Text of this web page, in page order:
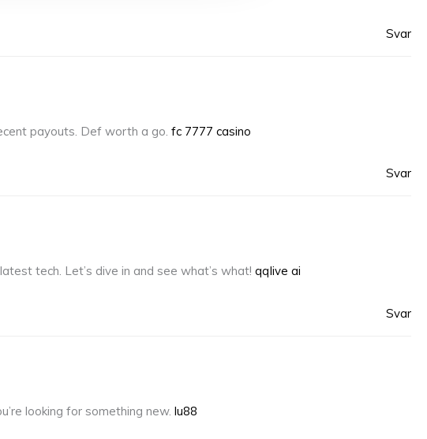
Svar
payouts. Def worth a go. fc 7777 casino
Svar
tech. Let’s dive in and see what’s what! qqlive ai
Svar
looking for something new. lu88